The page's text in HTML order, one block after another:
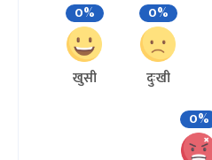
0%
खुसी
0%
दुःखी
0%